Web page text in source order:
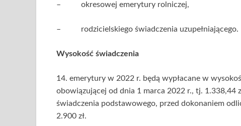
– okresowej emerytury rolniczej,
– rodzicielskiego świadczenia uzupełniającego.
Wysokość świadczenia
14. emerytury w 2022 r. będą wypłacane w
obowiązującej od dnia 1 marca 2022 r., tj. 1.338,44
świadczenia podstawowego, przed dokonaniem
2.900 zł.